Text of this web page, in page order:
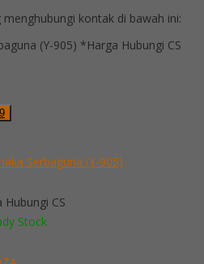
kontak di bawah ini:
*Harga Hubungi CS
Serbaguna (Y-905)
Hubungi CS
Stock